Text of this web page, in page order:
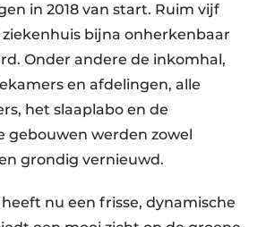
in 2018 van start. Ruim vijf
bijna onherkenbaar
Onder andere de inkomhal,
en afdelingen, alle
het slaaplabo en de
gebouwen werden zowel
grondig vernieuwd.
nu een frisse, dynamische